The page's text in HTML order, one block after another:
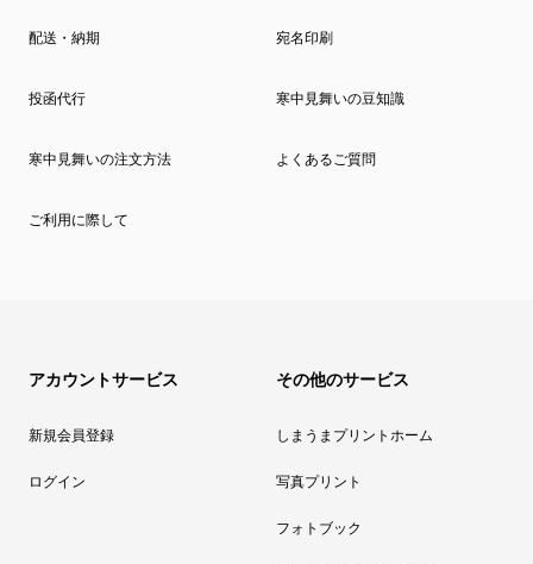
配送・納期 宛名印刷
投函代行 寒中見舞いの豆知識
寒中見舞いの注文方法 よくあるご質問
ご利用に際して
アカウントサービス
新規会員登録
ログイン
その他のサービス
しまうまプリントホーム
写真プリント
フォトブック